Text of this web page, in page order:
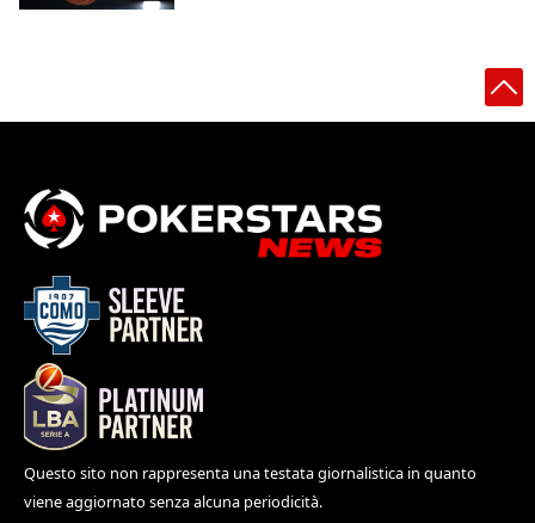
Questo sito non rappresenta una testata giornalistica in quanto
viene aggiornato senza alcuna periodicità.